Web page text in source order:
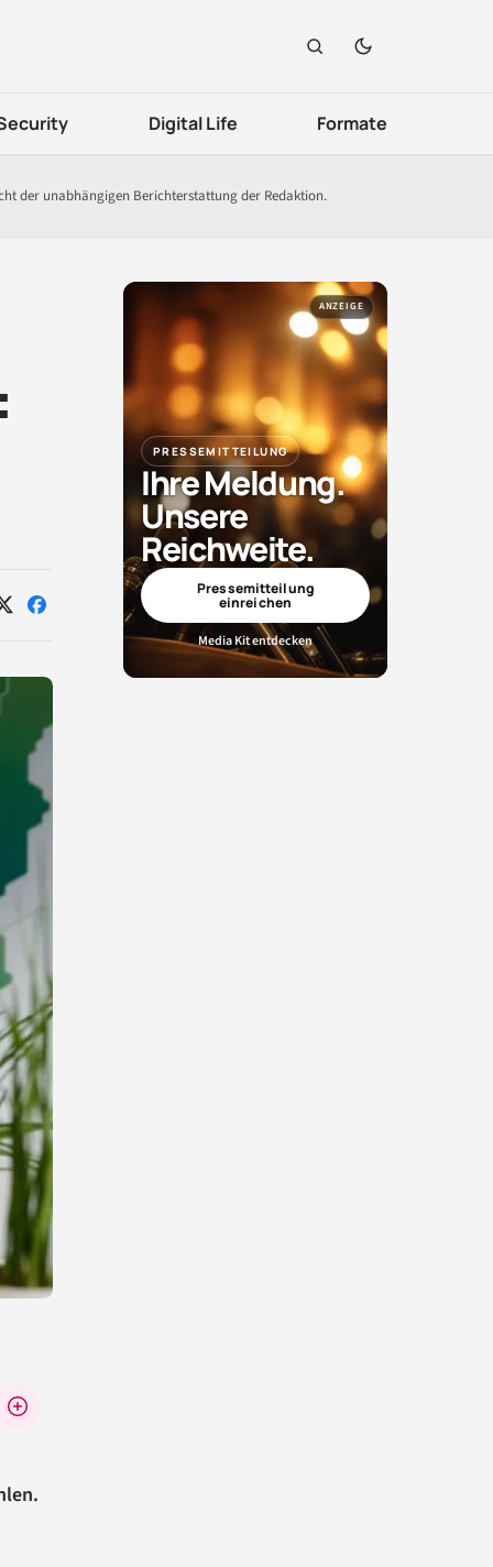
Digital Life Formate
der unabhängigen Berichterstattung der Redaktion.
Auf Auf
ANZEIGE
PRESSEMITTEILUNG
Ihre Meldung.
Unsere
Reichweite.
Pressemitteilung
einreichen
Media Kit entdecken